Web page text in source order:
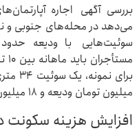
می‌دهد در محله‌های جنوبی و
میلیون تومان ودیعه و ۱۸ میلیون تومان اجاره ماهانه فایل شده است.
افزایش هزینه سکونت در